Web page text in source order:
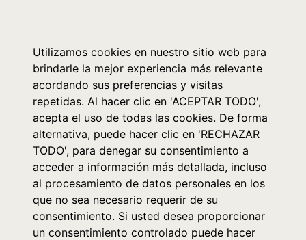
Utilizamos cookies en nuestro sitio web para
brindarle la mejor experiencia más relevante
acordando sus preferencias y visitas
repetidas. Al hacer clic en 'ACEPTAR TODO',
acepta el uso de todas las cookies. De forma
alternativa, puede hacer clic en 'RECHAZAR
TODO', para denegar su consentimiento a
acceder a información más detallada, incluso
al procesamiento de datos personales en los
que no sea necesario requerir de su
consentimiento. Si usted desea proporcionar
un consentimiento controlado puede hacer